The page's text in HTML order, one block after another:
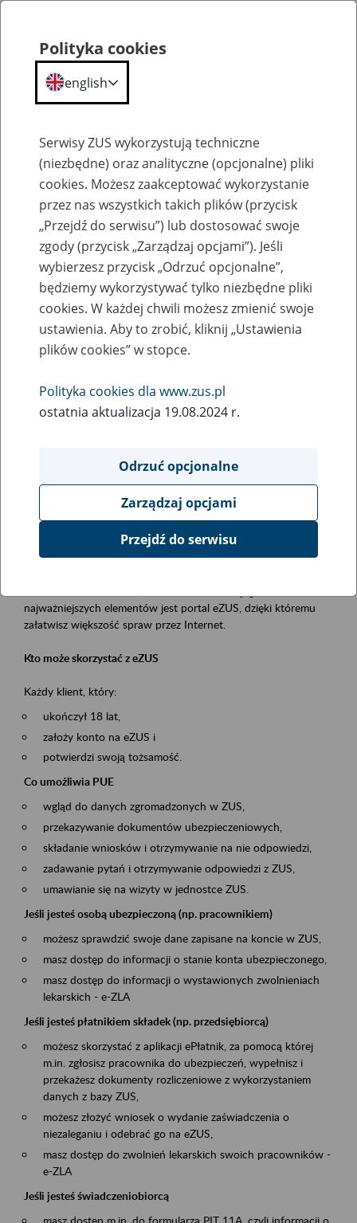
Szkolenia
Zaproś ZUS do siebie - zakładanie profili
eZUS w siedzibie Twojej firmy
Rodzaj wydarzenia
Szkolenia
obsługa klientów
Event description
Platforma Usług Elektronicznych ZUS eZUS
najważniejszych elementów jest portal eZUS, dzięki któremu
załatwisz większość spraw przez Internet.
Kto może skorzystać z eZUS
Każdy klient, który:
ukończył 18 lat,
założy konto na eZUS i
potwierdzi swoją tożsamość.
Co umożliwia PUE
wgląd do danych zgromadzonych w ZUS,
przekazywanie dokumentów ubezpieczeniowych,
składanie wniosków i otrzymywanie na nie odpowiedzi,
zadawanie pytań i otrzymywanie odpowiedzi z ZUS,
umawianie się na wizyty w jednostce ZUS.
Jeśli jesteś osobą ubezpieczoną (np. pracownikiem)
możesz sprawdzić swoje dane zapisane na koncie w ZUS,
masz dostęp do informacji o stanie konta ubezpieczonego,
masz dostęp do informacji o wystawionych zwolnieniach
lekarskich - e-ZLA
Jeśli jesteś płatnikiem składek (np. przedsiębiorcą)
możesz skorzystać z aplikacji ePłatnik, za pomocą której
m.in. zgłosisz pracownika do ubezpieczeń, wypełnisz i
przekażesz dokumenty rozliczeniowe z wykorzystaniem
danych z bazy ZUS,
możesz złożyć wniosek o wydanie zaświadczenia o
niezaleganiu i odebrać go na eZUS,
masz dostęp do zwolnień lekarskich swoich pracowników -
e-ZLA
Jeśli jesteś świadczeniobiorcą
Polityka cookies
english
Serwisy ZUS wykorzystują techniczne
(niezbędne) oraz analityczne (opcjonalne) pliki
cookies. Możesz zaakceptować wykorzystanie
przez nas wszystkich takich plików (przycisk
„Przejdź do serwisu”) lub dostosować swoje
zgody (przycisk „Zarządzaj opcjami”). Jeśli
wybierzesz przycisk „Odrzuć opcjonalne”,
będziemy wykorzystywać tylko niezbędne pliki
cookies. W każdej chwili możesz zmienić swoje
ustawienia. Aby to zrobić, kliknij „Ustawienia
plików cookies” w stopce.
Polityka cookies dla www.zus.pl
ostatnia aktualizacja 19.08.2024 r.
Odrzuć opcjonalne
Zarządzaj opcjami
Przejdź do serwisu